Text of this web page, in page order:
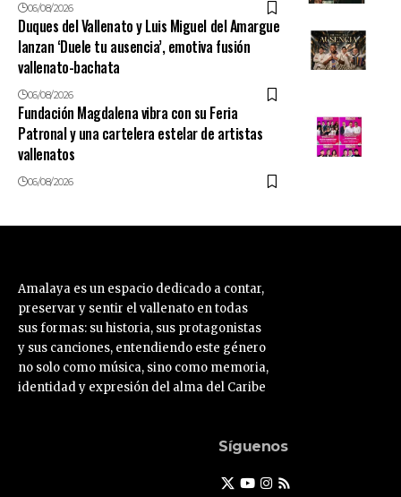
06/08/2026
Duques del Vallenato y Luis Miguel del Amargue
lanzan ‘Duele tu ausencia’, emotiva fusión
vallenato-bachata
06/08/2026
Fundación Magdalena vibra con su Feria
Patronal y una cartelera estelar de artistas
vallenatos
06/08/2026
Amalaya es un espacio dedicado a contar,
preservar y sentir el vallenato en todas
sus formas: su historia, sus protagonistas
y sus canciones, entendiendo este género
no solo como música, sino como memoria,
identidad y expresión del alma del Caribe
Síguenos